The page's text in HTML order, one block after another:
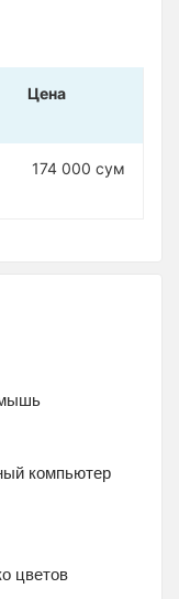
Цена
174 000 сум
компьютер
цветов